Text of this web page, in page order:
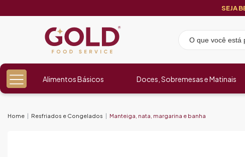
SEJA
Alimentos Básicos Doces, Sobremesas e Matinais
Home Resfriados e Congelados Manteiga, nata, margarina e banha